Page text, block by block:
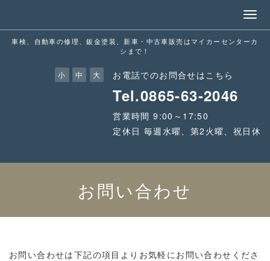
有限会社マイカーセンターカシ
車検、自動車の修理、鈑金塗装、新車・中古車販売はマイカーセンターカ
シまで！
お電話でのお問合せはこちら
Tel.0865-63-2046
営業時間 9:00～17:50
定休日 毎週水曜、第2火曜、祝日休
小 中 大
お問い合わせ
お問い合わせは下記の項目よりお気軽にお問い合わせくださ